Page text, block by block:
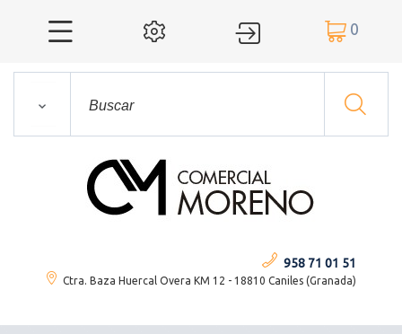
    0
958 71 01 51
Ctra. Baza Huercal Overa KM 12 - 18810 Caniles (Granada)